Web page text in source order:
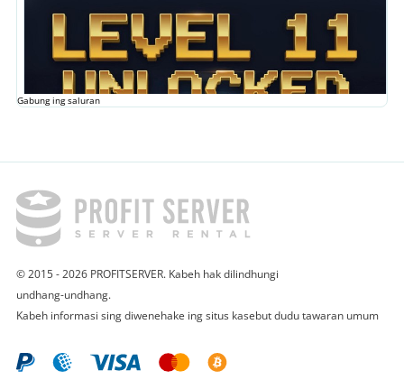
Gabung ing saluran
© 2015 - 2026 PROFITSERVER. Kabeh hak dilindhungi
undhang-undhang.
Kabeh informasi sing diwenehake ing situs kasebut dudu tawaran umum